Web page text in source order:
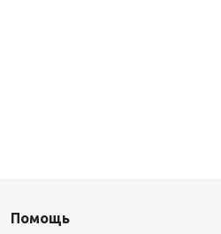
Помощь